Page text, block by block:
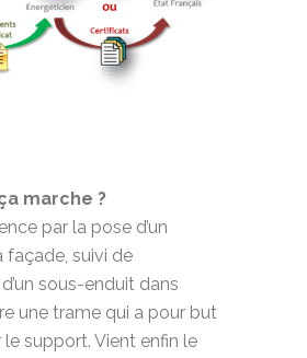
marche ?
par la pose d’un
façade, suivi de
sous-enduit dans
une trame qui a pour but
support. Vient enfin le